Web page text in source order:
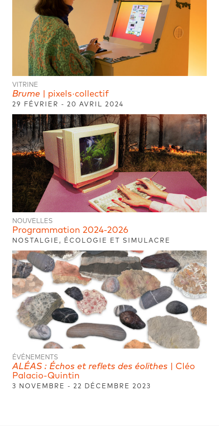
VITRINE
Brume | pixels·collectif
29 FÉVRIER - 20 AVRIL 2024
NOUVELLES
Programmation 2024-2026
NOSTALGIE, ÉCOLOGIE ET SIMULACRE
ÉVÉNEMENTS
ALÉAS : Échos et reflets des éolithes​ | Cléo
Palacio-Quintin
3 NOVEMBRE - 22 DÉCEMBRE 2023